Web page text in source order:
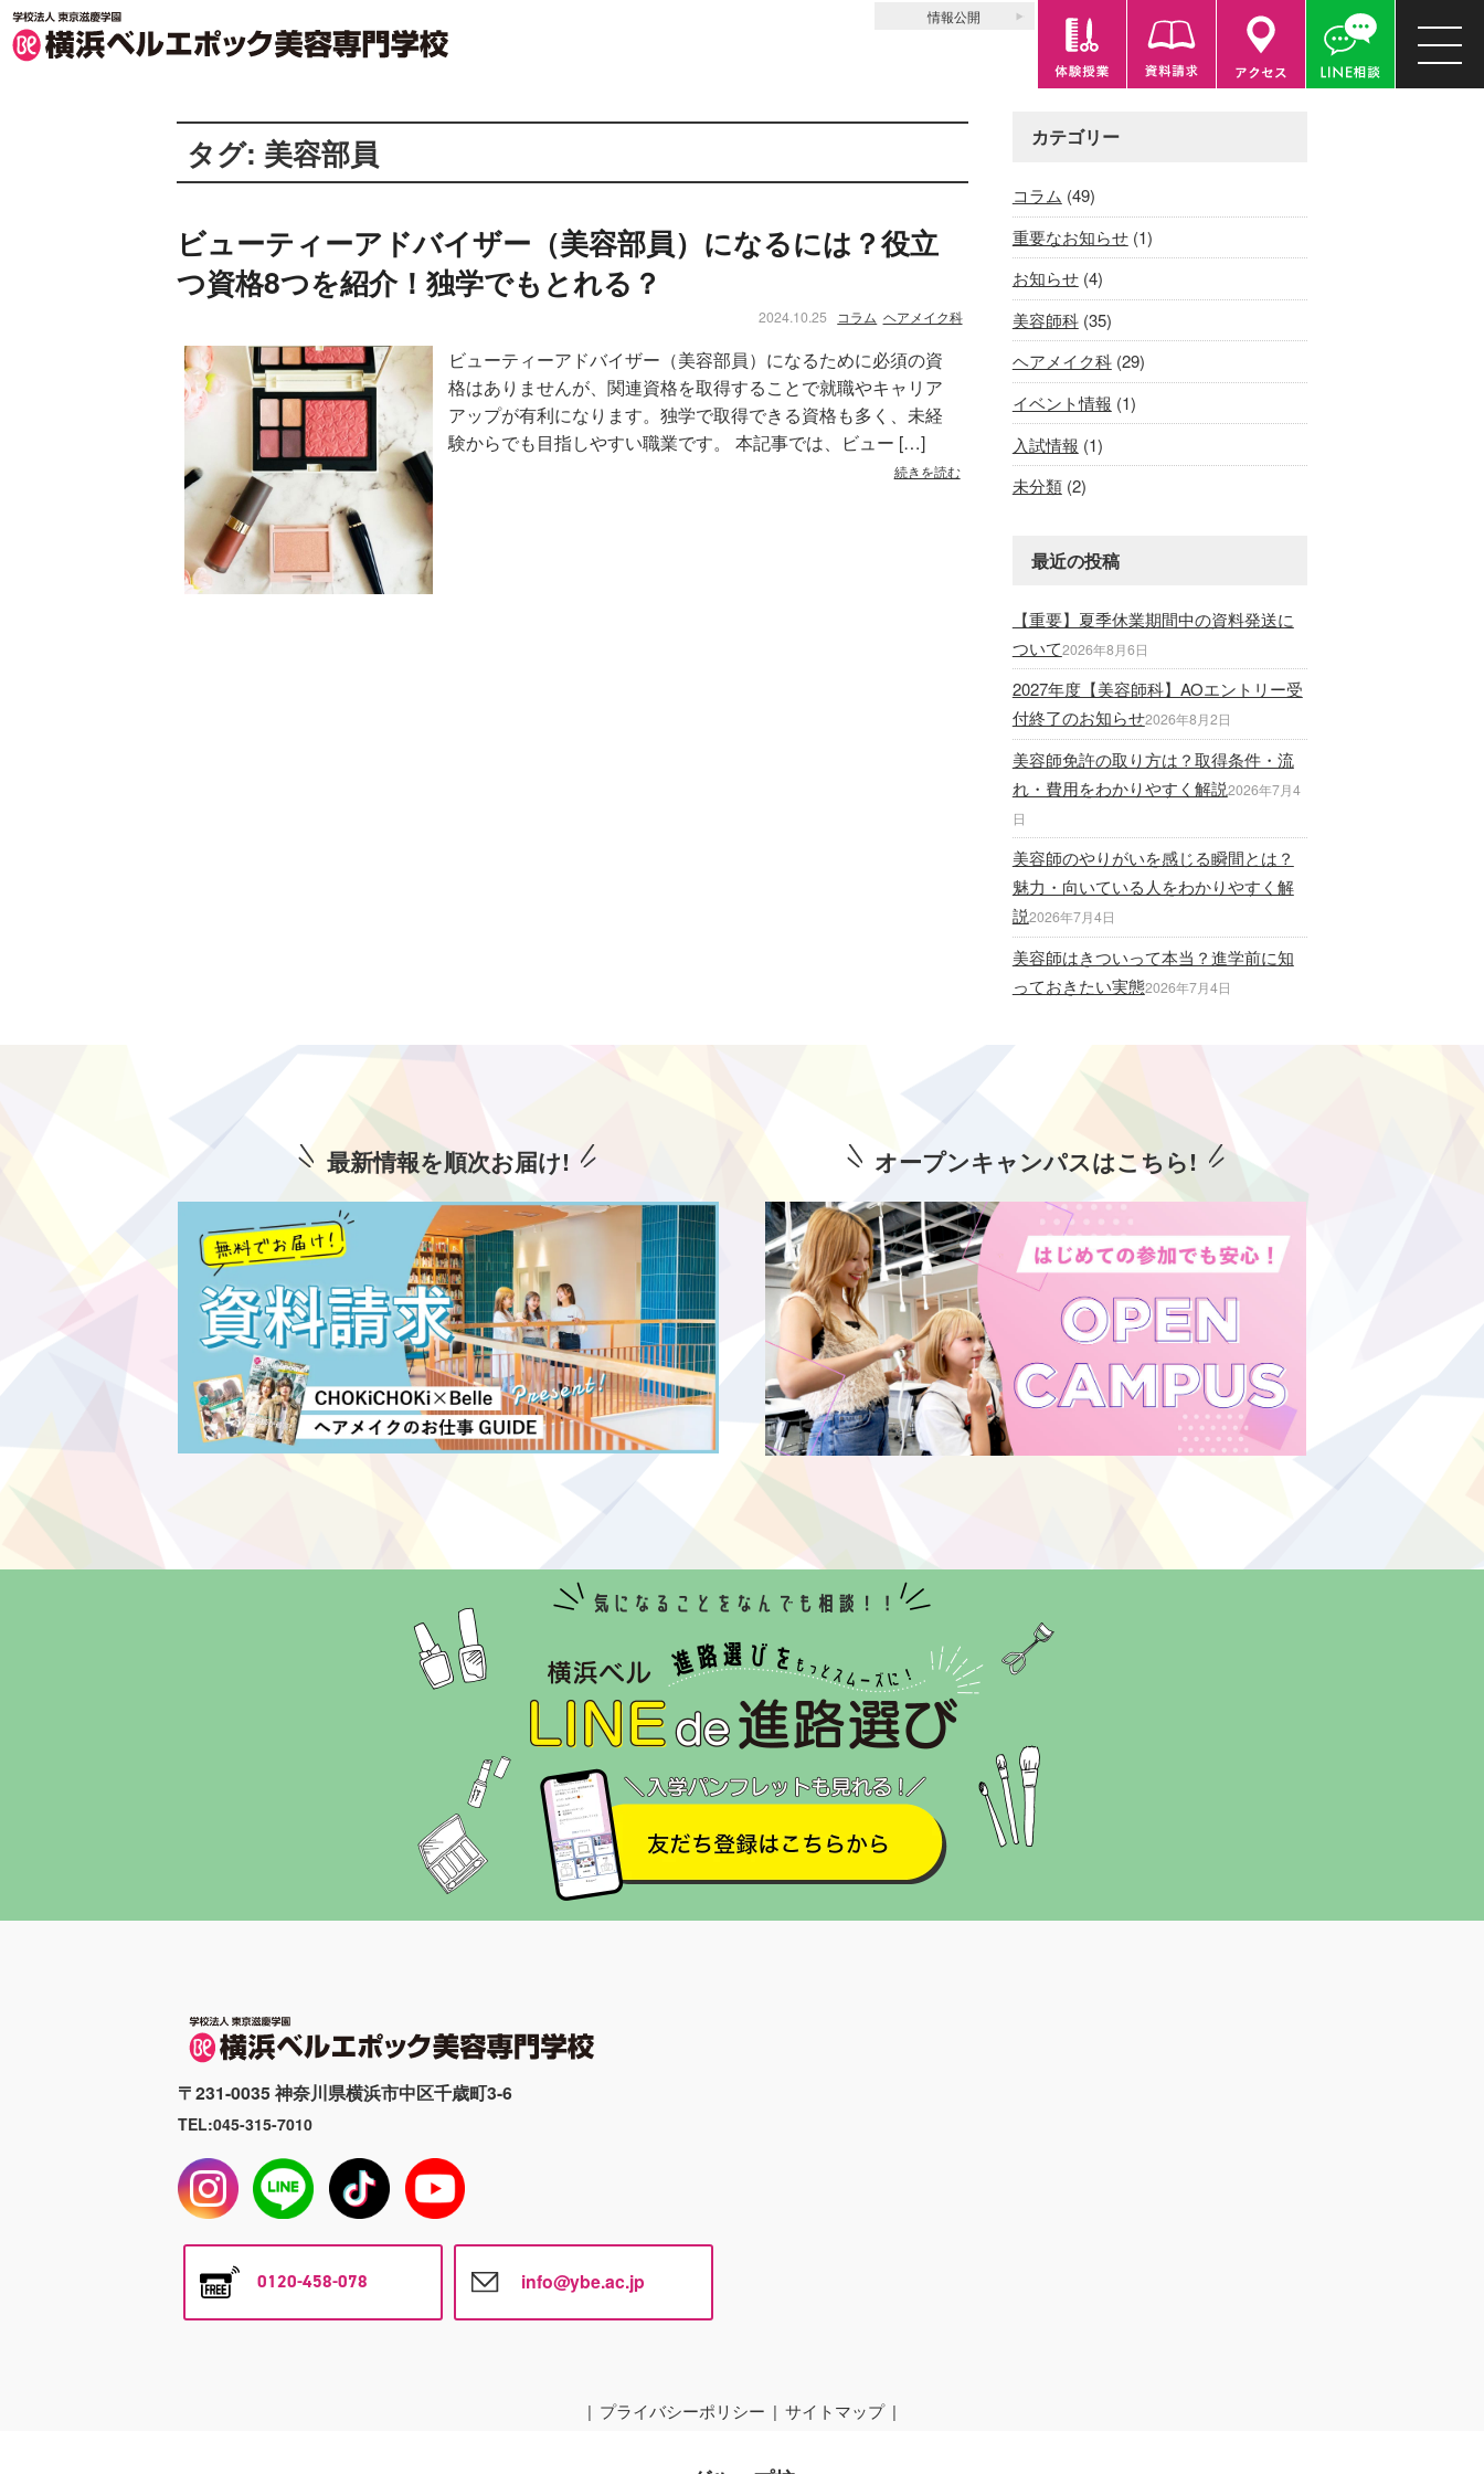
情報公開
横浜ベルエポック美容専門学校 TOP
タグ: 美容部員
ビューティーアドバイザー（美容部員）になるには？役立
つ資格8つを紹介！独学でもとれる？
2024.10.25 コラム ヘアメイク科
ビューティーアドバイザー（美容部員）になるために必須の資
格はありませんが、関連資格を取得することで就職やキャリア
アップが有利になります。独学で取得できる資格も多く、未経
験からでも目指しやすい職業です。 本記事では、ビュー […]
続きを読む
カテゴリー
コラム (49)
重要なお知らせ(1)
お知らせ(4)
美容師科(35)
ヘアメイク科(29)
イベント情報 (1)
入試情報 (1)
未分類(2)
最近の投稿
【重要】夏季休業期間中の資料発送に
ついて2026年8月6日
2027年度【美容師科】AOエントリー受
付終了のお知らせ2026年8月2日
美容師免許の取り方は？取得条件・流
れ・費用をわかりやすく解説2026年7月4
日
美容師のやりがいを感じる瞬間とは？
魅力・向いている人をわかりやすく解
説2026年7月4日
美容師はきついって本当？進学前に知
っておきたい実態2026年7月4日
最新情報を順次お届け! オープンキャンパスはこちら!
〒231-0035 神奈川県横浜市中区千歳町3-6
TEL:045-315-7010
0120-458-078 info@ybe.ac.jp
プライバシーポリシー サイトマップ